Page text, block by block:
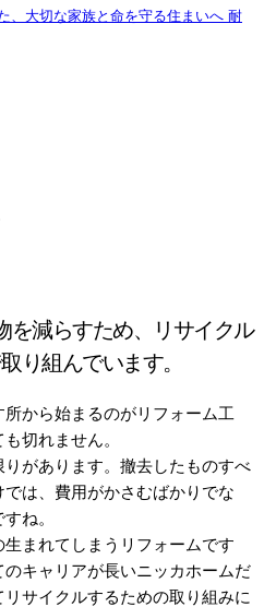
減らすため、
リサイクル
り組んでいます。
から始まるのがリフォーム工
切れません。
があります。撤去したものすべ
は、費用がかさむばかりでな
ね。
まれてしまうリフォームです
キャリアが長いニッカホームだ
サイクルするための取り組みに